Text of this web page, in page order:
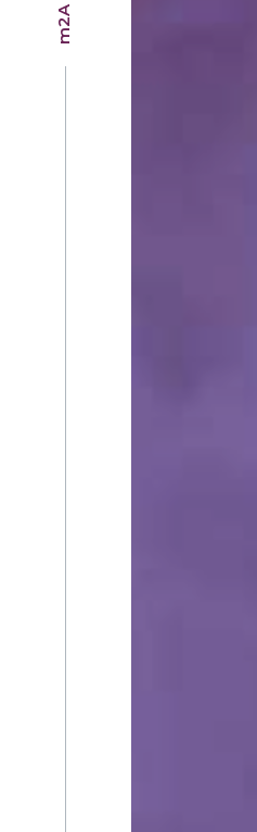
m2A